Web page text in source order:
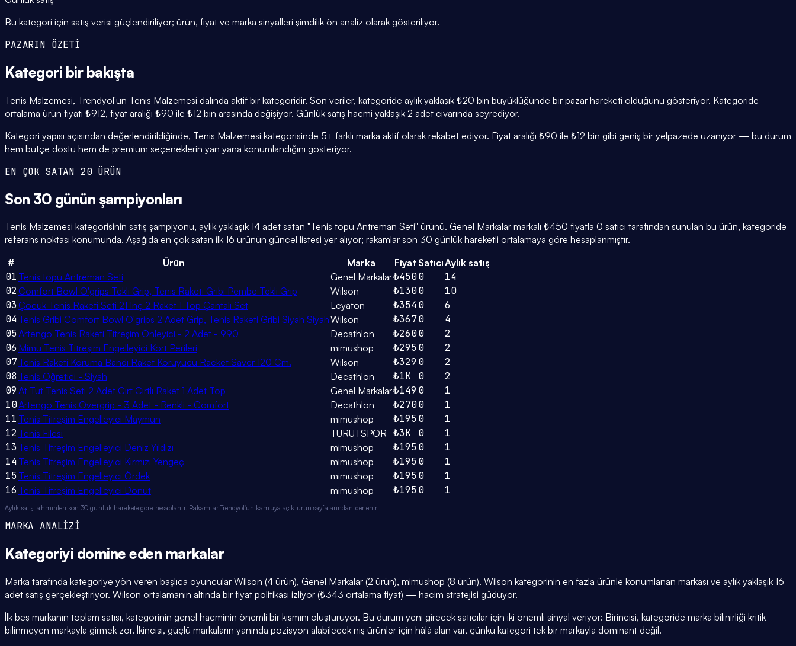
Bu kategori için satış verisi güçlendiriliyor; ürün, fiyat ve marka sinyalleri şimdilik ön analiz olarak gösteriliyor.
PAZARIN ÖZETİ
Kategori bir bakışta
Tenis Malzemesi, Trendyol'un Tenis Malzemesi dalında aktif bir kategoridir. Son veriler, kategoride aylık yaklaşık ₺20 bin büyüklüğünde bir pazar hareketi olduğunu gösteriyor. Kategoride
ortalama ürün fiyatı ₺912, fiyat aralığı ₺90 ile ₺12 bin arasında değişiyor. Günlük satış hacmi yaklaşık 2 adet civarında seyrediyor.
Kategori yapısı açısından değerlendirildiğinde, Tenis Malzemesi kategorisinde 5+ farklı marka aktif olarak rekabet ediyor. Fiyat aralığı ₺90 ile ₺12 bin gibi geniş bir yelpazede uzanıyor — bu durum
hem bütçe dostu hem de premium seçeneklerin yan yana konumlandığını gösteriyor.
EN ÇOK SATAN 20 ÜRÜN
Son 30 günün şampiyonları
Tenis Malzemesi kategorisinin satış şampiyonu, aylık yaklaşık 14 adet satan "Tenis topu Antreman Seti" ürünü. Genel Markalar markalı ₺450 fiyatla 0 satıcı tarafından sunulan bu ürün, kategoride
referans noktası konumunda. Aşağıda en çok satan ilk 16 ürünün güncel listesi yer alıyor; rakamlar son 30 günlük hareketli ortalamaya göre hesaplanmıştır.
#
Ürün Marka Fiyat SatıcıAylık satış
01 Tenis topu Antreman Seti Genel Markalar₺4500
14
02 Comfort Bowl O'grips Tekli Grip, Tenis Raketi Gribi Pembe Tekli Grip Wilson ₺1300
10
03Çocuk Tenis Raketi Seti 21 Inç 2 Raket 1 Top Çantalı Set Leyaton ₺3540
6
04 Tenis Gribi Comfort Bowl O'grips 2 Adet Grip, Tenis Raketi Gribi Siyah SiyahWilson ₺3670
4
05Artengo Tenis Raketi Titreşim Önleyici - 2 Adet - 990 Decathlon ₺2600
2
06 Mimu Tenis Titreşim Engelleyici Kort Perileri mimushop ₺2950
2
07Tenis Raketi Koruma Bandı Raket Koruyucu Racket Saver 120 Cm. Wilson ₺329 0
2
08 Tenis Öğretici - Siyah Decathlon ₺1K 0
2
09 At Tut Tenis Seti 2 Adet Cırt Cırtlı Raket 1 Adet Top Genel Markalar₺149 0
1
10Artengo Tenis Overgrip - 3 Adet - Renkli - Comfort Decathlon ₺2700
1
11 Tenis Titreşim Engelleyici Maymun mimushop ₺1950
1
12 Tenis Filesi TURUTSPOR ₺3K 0
1
13 Tenis Titreşim Engelleyici Deniz Yıldızı mimushop ₺1950
1
14 Tenis Titreşim Engelleyici Kırmızı Yengeç mimushop ₺1950
1
15 Tenis Titreşim Engelleyici Ördek mimushop ₺1950
1
16 Tenis Titreşim Engelleyici Donut mimushop ₺1950 1
Aylık satış tahminleri son 30 günlük harekete göre hesaplanır. Rakamlar Trendyol'un kamuya açık ürün sayfalarından derlenir.
MARKA ANALİZİ
Kategoriyi domine eden markalar
Marka tarafında kategoriye yön veren başlıca oyuncular Wilson (4 ürün), Genel Markalar (2 ürün), mimushop (8 ürün). Wilson kategorinin en fazla ürünle konumlanan markası ve aylık yaklaşık 16
adet satış gerçekleştiriyor. Wilson ortalamanın altında bir fiyat politikası izliyor (₺343 ortalama fiyat) — hacim stratejisi güdüyor.
İlk beş markanın toplam satışı, kategorinin genel hacminin önemli bir kısmını oluşturuyor. Bu durum yeni girecek satıcılar için iki önemli sinyal veriyor: Birincisi, kategoride marka bilinirliği kritik —
bilinmeyen markayla girmek zor. İkincisi, güçlü markaların yanında pozisyon alabilecek niş ürünler için hâlâ alan var, çünkü kategori tek bir markayla dominant değil.